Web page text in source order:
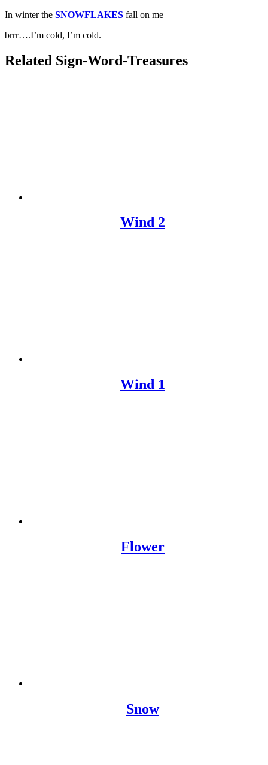
In winter the SNOWFLAKES fall on me
brrr….I’m cold, I’m cold.
Related Sign-Word-Treasures
Wind 2
Wind 1
Flower
Snow